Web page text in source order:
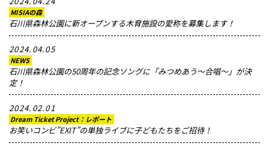
MISIAの森
石川県森林公園に新オープンする木育施設の愛称を募集します！
2024.04.05
NEWS
石川県森林公園の50周年の記念ソングに「みつめあう〜合唱〜」が決
定！
2024.02.01
Dream Ticket Project：レポート
お笑いコンビ”EXIT”の単独ライブに子どもたちをご招待！